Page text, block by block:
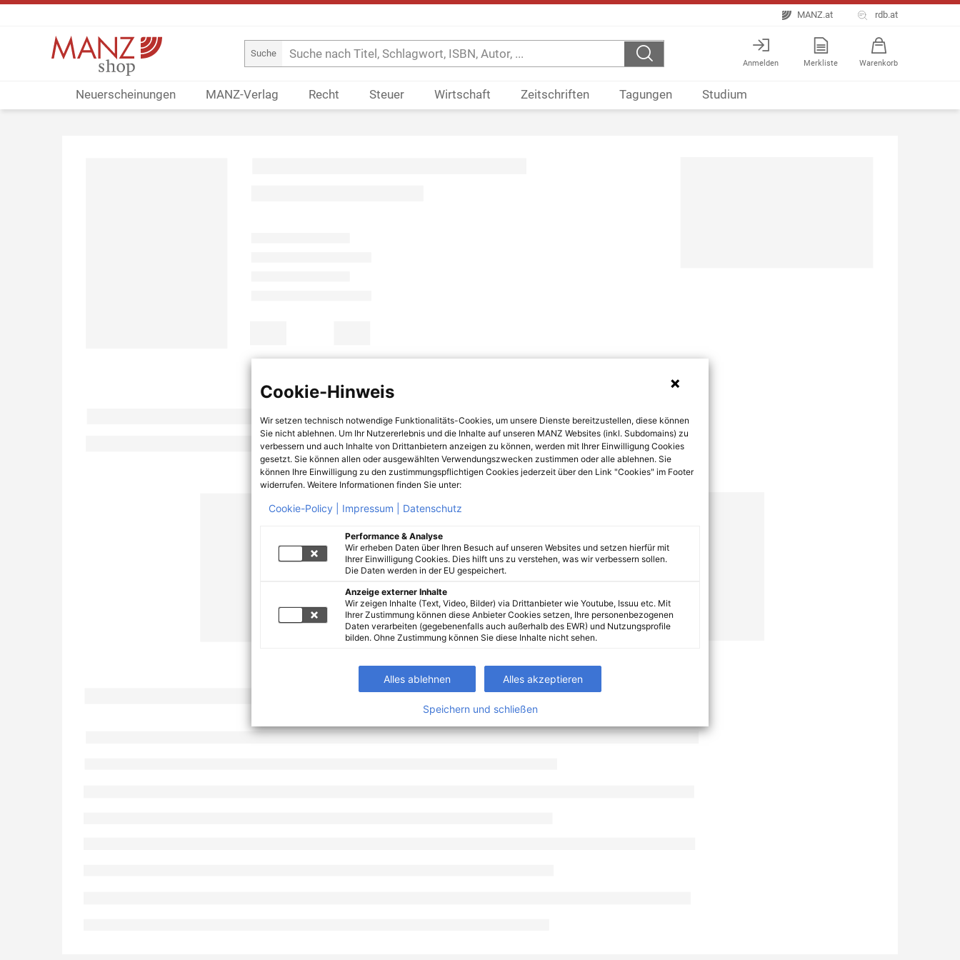
MANZ.at rdb.at
Suche
Anmelden Merkliste Warenkorb
Neuerscheinungen MANZ-Verlag Recht Steuer Wirtschaft Zeitschriften Tagungen Studium
Cookie-Hinweis
Wir setzen technisch notwendige Funktionalitäts-Cookies, um unsere Dienste bereitzustellen, diese können
Sie nicht ablehnen. Um Ihr Nutzererlebnis und die Inhalte auf unseren MANZ Websites (inkl. Subdomains) zu
verbessern und auch Inhalte von Drittanbietern anzeigen zu können, werden mit Ihrer Einwilligung Cookies
gesetzt. Sie können allen oder ausgewählten Verwendungszwecken zustimmen oder alle ablehnen. Sie
können Ihre Einwilligung zu den zustimmungspflichtigen Cookies jederzeit über den Link "Cookies" im Footer
widerrufen. Weitere Informationen finden Sie unter:
Cookie-Policy | Impressum | Datenschutz
Performance & Analyse
Wir erheben Daten über Ihren Besuch auf unseren Websites und setzen hierfür mit
Ihrer Einwilligung Cookies. Dies hilft uns zu verstehen, was wir verbessern sollen.
Die Daten werden in der EU gespeichert.
Anzeige externer Inhalte
Wir zeigen Inhalte (Text, Video, Bilder) via Drittanbieter wie Youtube, Issuu etc. Mit
Ihrer Zustimmung können diese Anbieter Cookies setzen, Ihre personenbezogenen
Daten verarbeiten (gegebenenfalls auch außerhalb des EWR) und Nutzungsprofile
bilden. Ohne Zustimmung können Sie diese Inhalte nicht sehen.
Alles ablehnen Alles akzeptieren
Speichern und schließen